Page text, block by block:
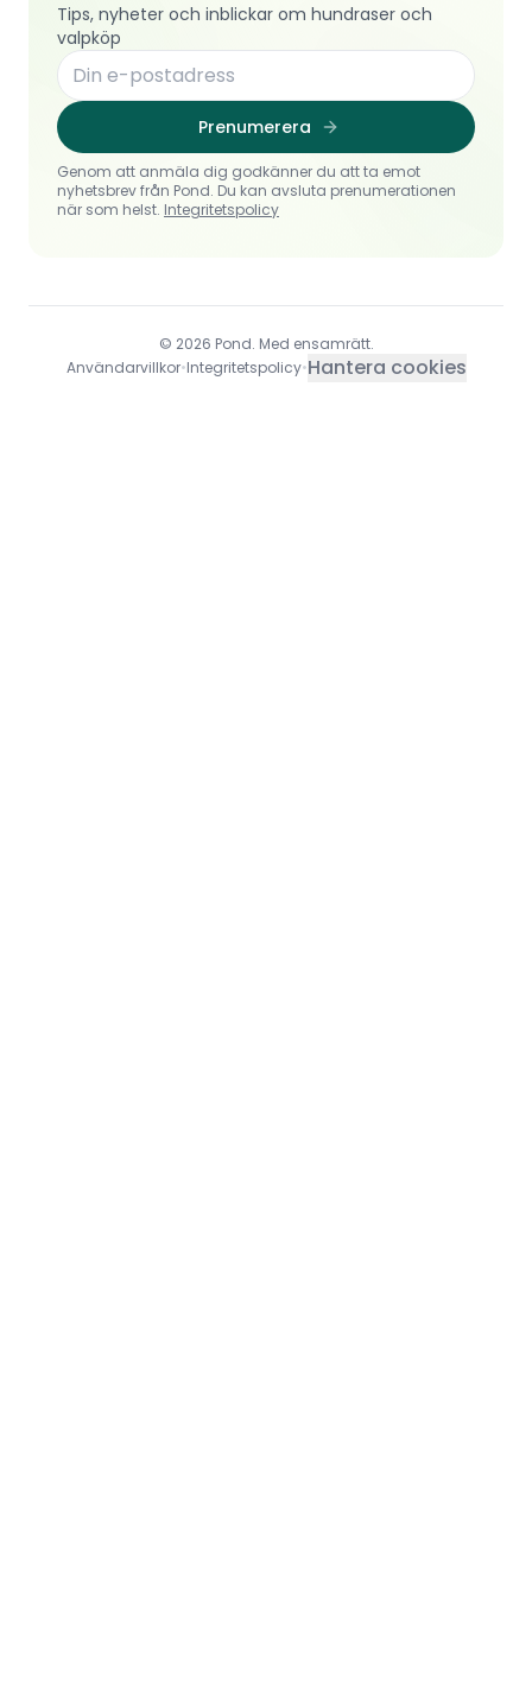
Tips, nyheter och inblickar om hundraser och
valpköp
Prenumerera
Genom att anmäla dig godkänner du att ta emot
nyhetsbrev från Pond. Du kan avsluta prenumerationen
när som helst. Integritetspolicy
© 2026 Pond. Med ensamrätt.
Användarvillkor•Integritetspolicy•Hantera cookies